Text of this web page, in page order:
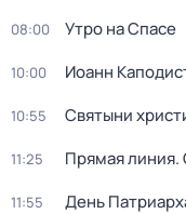
08:00 Утро на Спасе
10:00 Иоанн
10:55 Святыни
11:25 Прямая линия.
11:55 День